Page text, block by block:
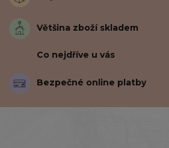
Většina zboží skladem
Co nejdříve u vás
Bezpečné online platby